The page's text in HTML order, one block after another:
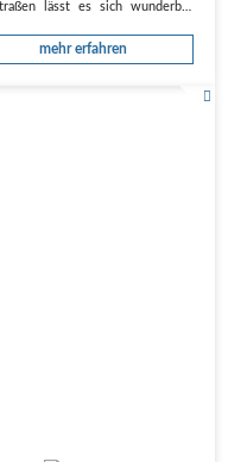
lässt es sich wunderbar
mehr erfahren